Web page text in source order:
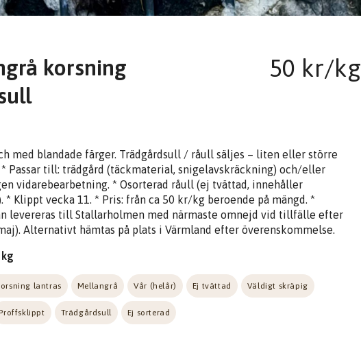
korsning
50 kr/kg
med blandade färger. Trädgårdsull / råull säljes – liten eller större
* Passar till: trädgård (täckmaterial, snigelavskräckning) och/eller
vidarebearbetning. * Osorterad råull (ej tvättad, innehåller
* Klippt vecka 11. * Pris: från ca 50 kr/kg beroende på mängd. *
levereras till Stallarholmen med närmaste omnejd vid tillfälle efter
Alternativt hämtas på plats i Värmland efter överenskommelse.
lantras Mellangrå Vår (helår) Ej tvättad Väldigt skräpig
Trädgårdsull Ej sorterad